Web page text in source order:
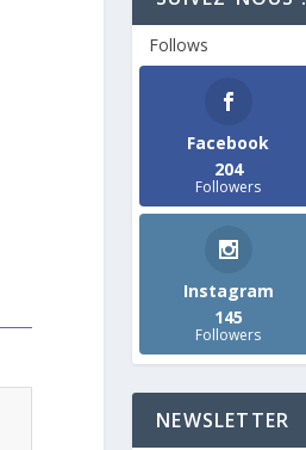
Follows
Facebook
204
Followers
Instagram
145
Followers
NEWSLETTER